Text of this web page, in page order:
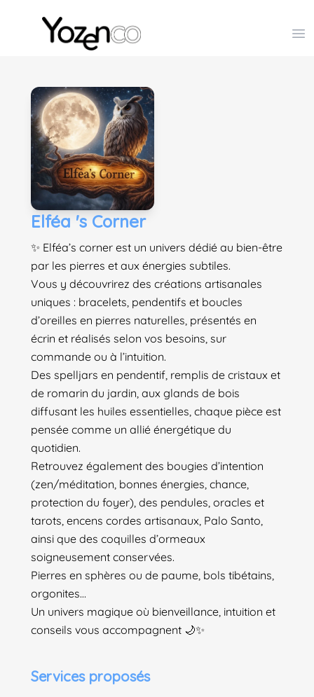
Yozenco - Organisateur de Salons, Evénements et
Elféa 's Corner
✨ Elféa’s corner est un univers dédié au bien-être
par les pierres et aux énergies subtiles.
Vous y découvrirez des créations artisanales
uniques : bracelets, pendentifs et boucles
d’oreilles en pierres naturelles, présentés en
écrin et réalisés selon vos besoins, sur
commande ou à l’intuition.
Des spelljars en pendentif, remplis de cristaux et
de romarin du jardin, aux glands de bois
diffusant les huiles essentielles, chaque pièce est
pensée comme un allié énergétique du
quotidien.
Retrouvez également des bougies d’intention
(zen/méditation, bonnes énergies, chance,
protection du foyer), des pendules, oracles et
tarots, encens cordes artisanaux, Palo Santo,
ainsi que des coquilles d’ormeaux
soigneusement conservées.
Pierres en sphères ou de paume, bols tibétains,
orgonites…
Un univers magique où bienveillance, intuition et
conseils vous accompagnent 🌙✨
Services proposés